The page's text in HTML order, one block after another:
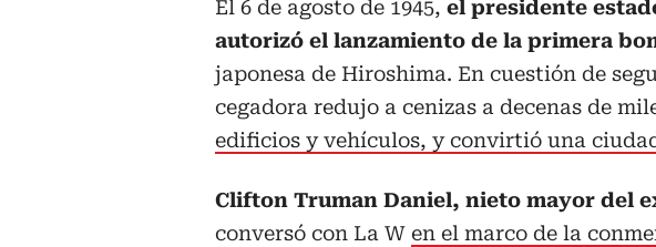
El 6 de agosto de 1945, el presidente
autorizó el lanzamiento de la primera
japonesa de Hiroshima. En cuestión de
cegadora redujo a cenizas a decenas de
edificios y vehículos, y convirtió una
Clifton Truman Daniel, nieto mayor del
conversó con La W en el marco de la